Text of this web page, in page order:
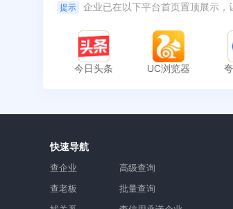
提示 企业已在以下平台首页置顶展示
今日头条 UC浏览器
快速导航
查企业
查老板
高级查询
批量查询